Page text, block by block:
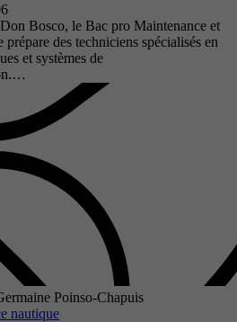
Bosco, le Bac pro Maintenance et
des techniciens spécialisés en
et systèmes de
Poinso-Chapuis
nautique